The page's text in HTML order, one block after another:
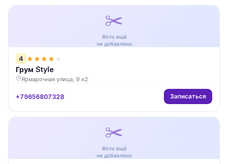
✂️
Фото ещё
не добавлено
4 ★★★★ ★
Грум Style
Ярмарочная улица, 9 к2
+79656807328 Записаться
✂️
Фото ещё
не добавлено